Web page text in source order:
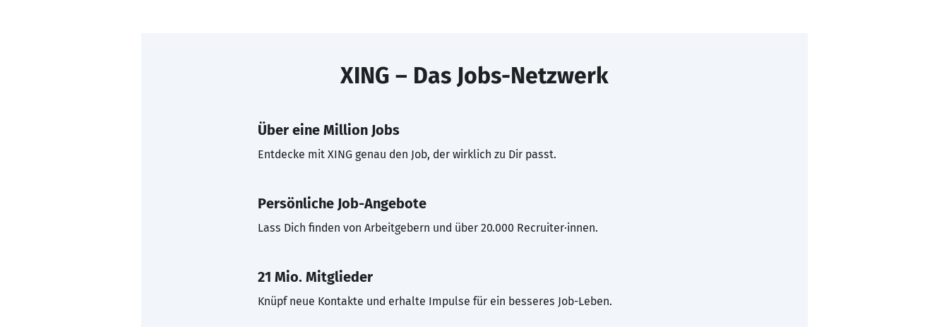
XING – Das Jobs-Netzwerk
Über eine Million Jobs
Entdecke mit XING genau den Job, der wirklich zu Dir passt.
Persönliche Job-Angebote
Lass Dich finden von Arbeitgebern und über 20.000 Recruiter·innen.
21 Mio. Mitglieder
Knüpf neue Kontakte und erhalte Impulse für ein besseres Job-Leben.